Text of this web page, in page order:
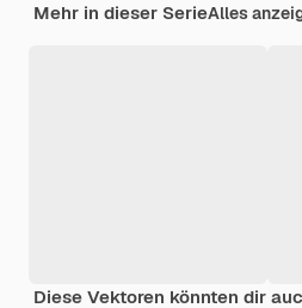
Mehr in dieser SerieAlles
Diese Vektoren könnten dir